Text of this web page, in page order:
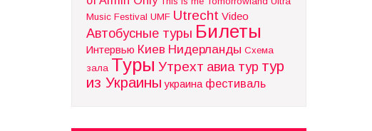
Music Festival UMF Utrecht Video
Автобусные туры Билеты
Интервью Киев Нидерланды Схема
зала Туры Утрехт авиа тур тур
из Украины украина фестиваль